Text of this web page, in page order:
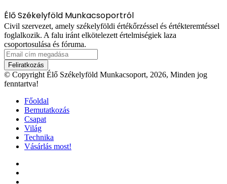
Élő Székelyföld Munkacsoportról
Civil szervezet, amely székelyföldi értékőrzéssel és értékteremtéssel
foglalkozik. A falu iránt elkötelezett értelmiségiek laza
csoportosulása és fóruma.
Email
cím
megadása
© Copyright Élő Székelyföld Munkacsoport, 2026, Minden jog
fenntartva!
Főoldal
Bemutatkozás
Csapat
Világ
Technika
Vásárlás most!